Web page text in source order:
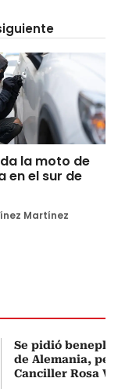
la moto de
en el sur de
Martínez
Se pidió
de Alemania,
Canciller Rosa